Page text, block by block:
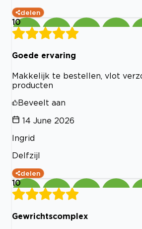
delen
10
Goede ervaring
Makkelijk te bestellen, vlot
producten
Beveelt aan
14 June 2026
Ingrid
Delfzijl
delen
10
Gewrichtscomplex